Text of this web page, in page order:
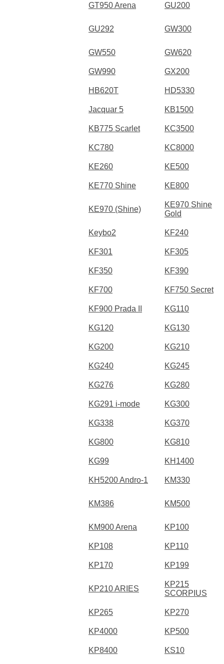
GT950 Arena GU200
GU292 GW300
GW550 GW620
GW990 GX200
HB620T HD5330
Jacquar 5 KB1500
KB775 Scarlet KC3500
KC780 KC8000
KE260 KE500
KE770 Shine KE800
KE970 (Shine)
KE970 Shine
Gold
Keybo2 KF240
KF301 KF305
KF350 KF390
KF700 KF750 Secret
KF900 Prada II KG110
KG120 KG130
KG200 KG210
KG240 KG245
KG276 KG280
KG291 i-mode KG300
KG338 KG370
KG800 KG810
KG99 KH1400
KH5200 Andro-1 KM330
KM386 KM500
KM900 Arena KP100
KP108 KP110
KP170 KP199
KP210 ARIES
KP215
SCORPIUS
KP265 KP270
KP4000 KP500
KP8400 KS10